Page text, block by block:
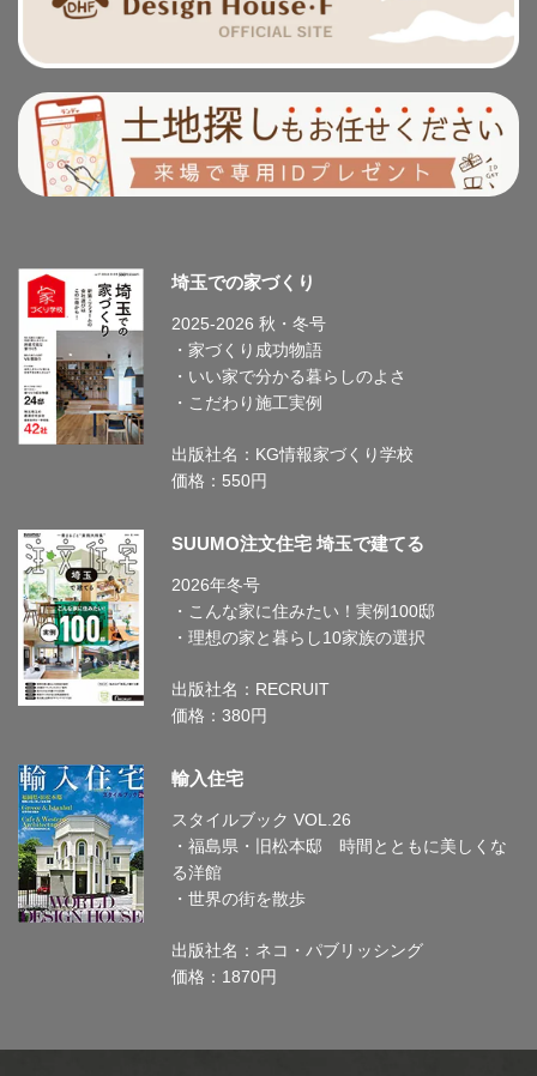
埼玉での家づくり
2025-2026 秋・冬号
・家づくり成功物語
・いい家で分かる暮らしのよさ
・こだわり施工実例
出版社名：KG情報家づくり学校
価格：550円
SUUMO注文住宅 埼玉で建てる
2026年冬号
・こんな家に住みたい！実例100邸
・理想の家と暮らし10家族の選択
出版社名：RECRUIT
価格：380円
輸入住宅
スタイルブック VOL.26
・福島県・旧松本邸 時間とともに美しくな
る洋館
・世界の街を散歩
出版社名：ネコ・パブリッシング
価格：1870円